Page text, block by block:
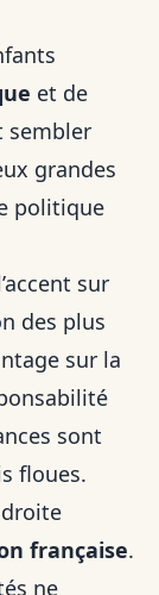
et de
sembler
grandes
politique
sur
des plus
sur la
sont
floues.
française.
ne